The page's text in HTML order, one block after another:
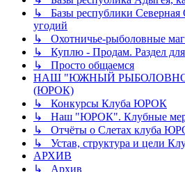
↳ Базы республики Северная
угодий
↳ Охотничье-рыболовные
↳ Куплю - Продам. Раздел для
↳ Просто общаемся
НАШ "ЮЖНЫЙ
(ЮРОК)
↳ Конкурсы Клуба ЮРОК
↳ Наш "ЮРОК". Клубные
↳ Отчёты о Слетах клуба
↳ Устав, структура и цели
АРХИВ
↳ Архив